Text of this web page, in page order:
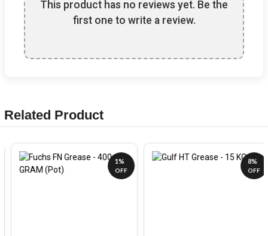
This product has no reviews yet. Be the
first one to write a review.
Related Product
1%
OFF
8%
OFF